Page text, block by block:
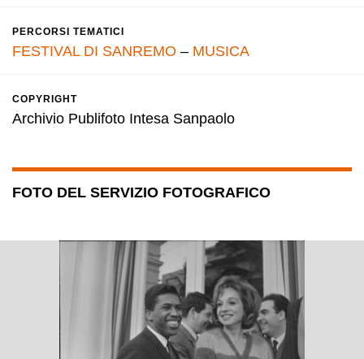
PERCORSI TEMATICI
FESTIVAL DI SANREMO – MUSICA
COPYRIGHT
Archivio Publifoto Intesa Sanpaolo
FOTO DEL SERVIZIO FOTOGRAFICO